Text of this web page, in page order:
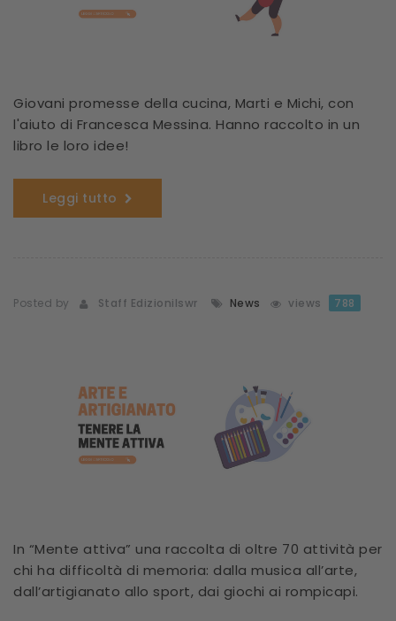
Giovani promesse della cucina, Marti e Michi, con
l'aiuto di Francesca Messina. Hanno raccolto in un
libro le loro idee!
Leggi tutto
Posted by Staff Edizionilswr News views 788
In “Mente attiva” una raccolta di oltre 70 attività per
chi ha difficoltà di memoria: dalla musica all’arte,
dall’artigianato allo sport, dai giochi ai rompicapi.